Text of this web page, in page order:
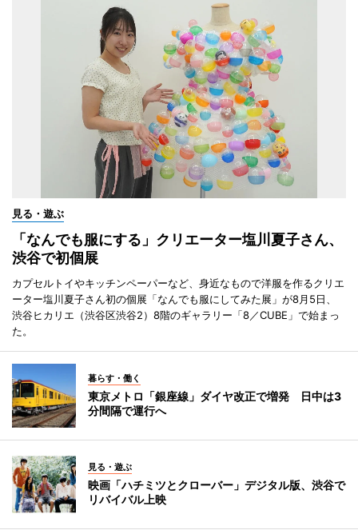
見る・遊ぶ
「なんでも服にする」クリエーター塩川夏子さん、
渋谷で初個展
カプセルトイやキッチンペーパーなど、身近なもので洋服を作るクリエ
ーター塩川夏子さん初の個展「なんでも服にしてみた展」が8月5日、
渋谷ヒカリエ（渋谷区渋谷2）8階のギャラリー「8／CUBE」で始まっ
た。
暮らす・働く
東京メトロ「銀座線」ダイヤ改正で増発 日中は3
分間隔で運行へ
見る・遊ぶ
映画「ハチミツとクローバー」デジタル版、渋谷で
リバイバル上映